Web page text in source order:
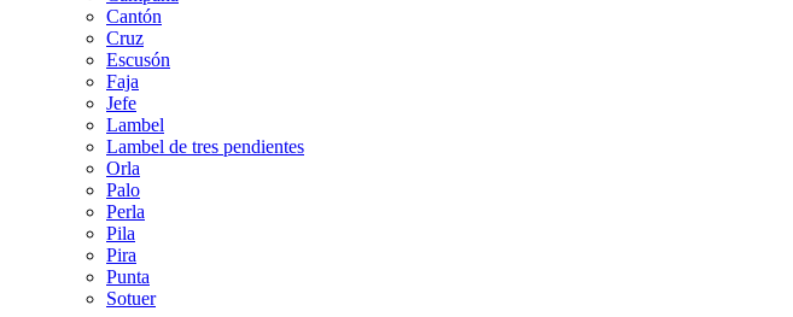
Cantón
Cruz
Escusón
Faja
Jefe
Lambel
Lambel de tres pendientes
Orla
Palo
Perla
Pila
Pira
Punta
Sotuer